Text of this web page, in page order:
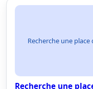
Recherche une
Recherche une